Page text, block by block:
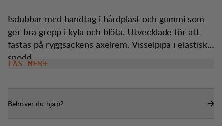
Isdubbar med handtag i hårdplast och gummi som
ger bra grepp i kyla och blöta. Utvecklade för att
fästas på ryggsäckens axelrem. Visselpipa i elastisk
snodd.
LÄS MER
Behöver du hjälp?